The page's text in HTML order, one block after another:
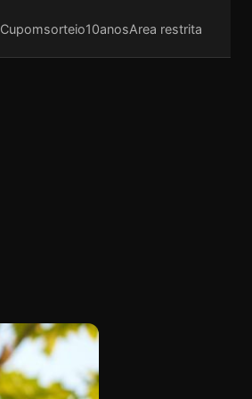
Cupomsorteio10anosArea restrita